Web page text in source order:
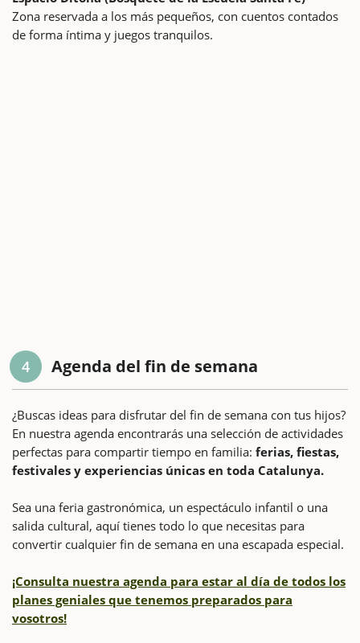
Zona reservada a los más pequeños, con cuentos contados
de forma íntima y juegos tranquilos.
4 Agenda del fin de semana
¿Buscas ideas para disfrutar del fin de semana con tus hijos?
En nuestra agenda encontrarás una selección de actividades
perfectas para compartir tiempo en familia: ferias, fiestas,
festivales y experiencias únicas en toda Catalunya.
Sea una feria gastronómica, un espectáculo infantil o una
salida cultural, aquí tienes todo lo que necesitas para
convertir cualquier fin de semana en una escapada especial.
¡Consulta nuestra agenda para estar al día de todos los
planes geniales que tenemos preparados para
vosotros!